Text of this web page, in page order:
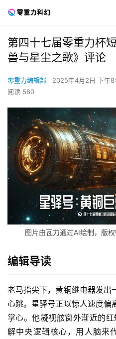
第四十七届零重力杯
兽与星尘之歌》评论
零重力编辑部 2025年4月2日 下午
阅读 580
图片由瓦力通过AI绘制，版
编辑导读
老马指尖下，黄铜继电器发出
心跳。星驿号正以惊人速度偏
掌心。他凝视舷窗外渐近的
解中央逻辑核心，用人脑来